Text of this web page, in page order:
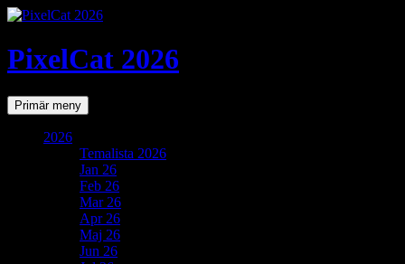
PixelCat 2026
SökPrimär meny Gå
till
2026
Temalista 2026
Jan 26
Feb 26
Mar 26
Apr 26
Maj 26
Jun 26